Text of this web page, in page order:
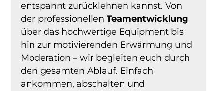
entspannt zurücklehnen kannst. Von
der professionellenTeamentwicklung
über das hochwertige Equipment bis
hin zur motivierenden Erwärmung und
Moderation – wir begleiten euch durch
den gesamten Ablauf. Einfach
ankommen, abschalten und